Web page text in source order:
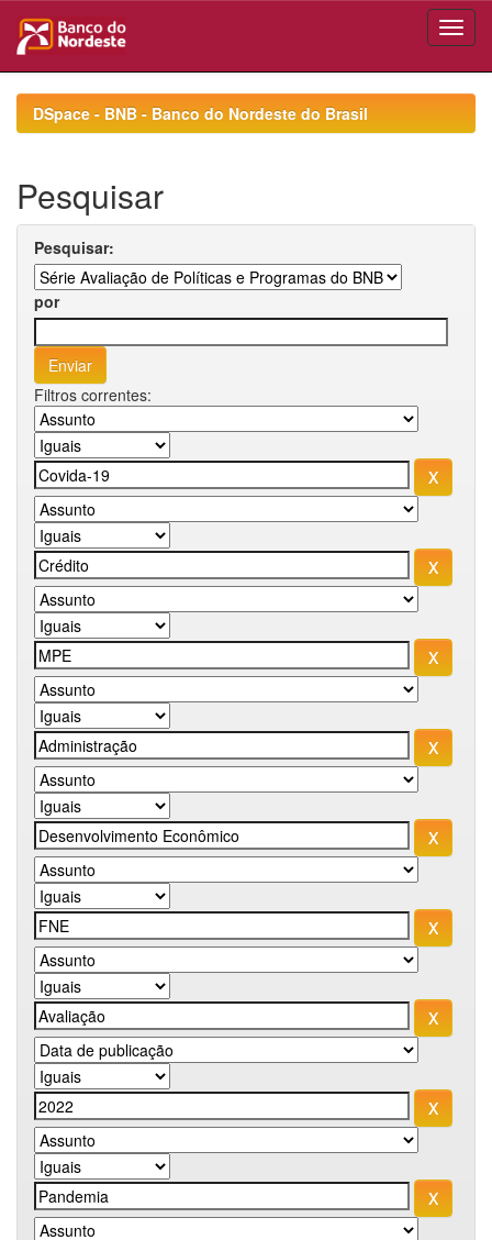
navigationDSpace - BNB - Banco do Nordeste do Brasil
Pesquisar
Pesquisar:
por
Filtros correntes: